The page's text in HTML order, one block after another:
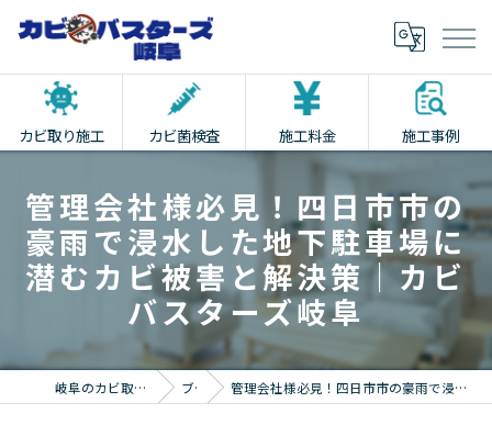
カビ取り施工 カビ菌検査 施工料金 施工事例
管理会社様必見！四日市市の
豪雨で浸水した地下駐車場に
潜むカビ被害と解決策｜カビ
バスターズ岐阜
岐阜のカビ取りならカビバスターズ岐阜 ブログ 管理会社様必見！四日市市の豪雨で浸水した地下駐車場に潜むカビ被害と解決策｜カビバスターズ岐阜